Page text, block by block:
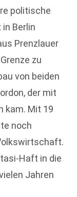
politische
Berlin
Prenzlauer
zu
von beiden
der mit
kam. Mit 19
noch
Haft in die
Jahren